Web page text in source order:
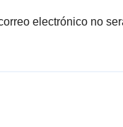
electrónico no